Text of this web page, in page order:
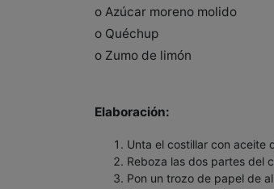
o Azúcar moreno molido
o Quéchup
o Zumo de limón
Elaboración:
Unta el costillar con aceite
Reboza las dos partes del
Pon un trozo de papel de